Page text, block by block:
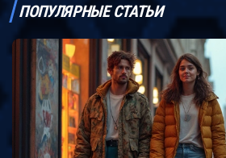
ПОПУЛЯРНЫЕ СТАТЬИ